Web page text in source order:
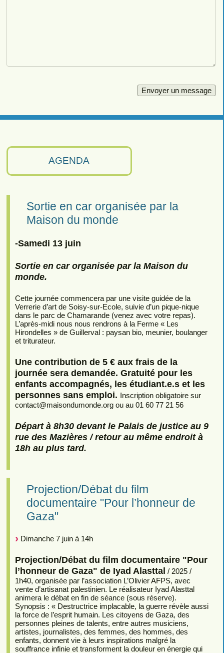
AGENDA
Sortie en car organisée par la
Maison du monde
-Samedi 13 juin
Sortie en car organisée par la Maison du
monde.
Cette journée commencera par une visite guidée de la
Verrerie d’art de Soisy-sur-Ecole, suivie d’un pique-nique
dans le parc de Chamarande (venez avec votre repas).
L’après-midi nous nous rendrons à la Ferme « Les
Hirondelles » de Guillerval : paysan bio, meunier, boulanger
et triturateur.
Une contribution de 5 € aux frais de la
journée sera demandée. Gratuité pour les
enfants accompagnés, les étudiant.e.s et les
personnes sans emploi. Inscription obligatoire sur
contact@maisondumonde.org ou au 01 60 77 21 56
Départ à 8h30 devant le Palais de justice au 9
rue des Mazières / retour au même endroit à
18h au plus tard.
Projection/Débat du film
documentaire "Pour l’honneur de
Gaza"
Dimanche 7 juin à 14h
Projection/Débat du film documentaire "Pour
l’honneur de Gaza" de Iyad Alasttal / 2025 /
1h40, organisée par l’association L’Olivier AFPS, avec
vente d’artisanat palestinien. Le réalisateur Iyad Alasttal
animera le débat en fin de séance (sous réserve).
Synopsis : « Destructrice implacable, la guerre révèle aussi
la force de l’esprit humain. Les citoyens de Gaza, des
personnes pleines de talents, entre autres musiciens,
artistes, journalistes, des femmes, des hommes, des
enfants, donnent vie à leurs inspirations malgré la
souffrance infinie et transforment la douleur en énergie qui